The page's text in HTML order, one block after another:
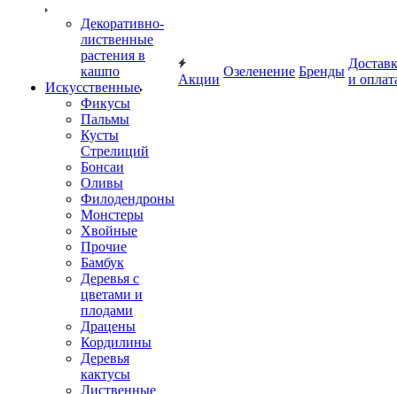
Декоративно-
лиственные
растения в
кашпо
Искусственные
Фикусы
Пальмы
Кусты
Стрелиций
Бонсаи
Оливы
Филодендроны
Монстеры
Хвойные
Прочие
Бамбук
Деревья с
цветами и
плодами
Драцены
Кордилины
Деревья
кактусы
Лиственные
Акции
Озеленение Бренды
и